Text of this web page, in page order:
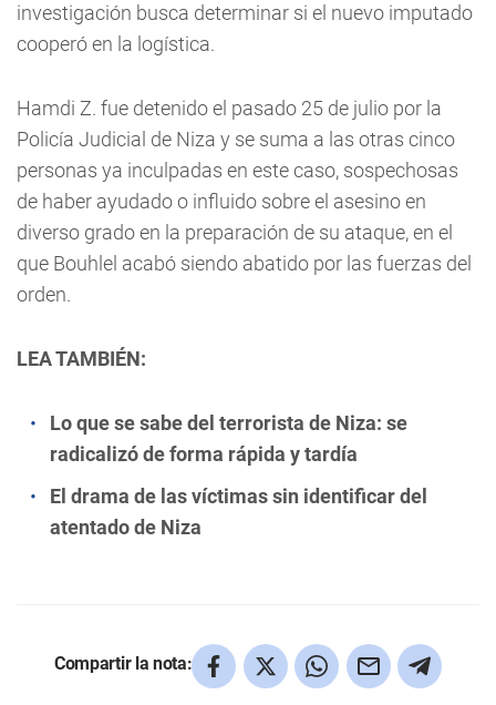
investigación busca determinar si el nuevo imputado
cooperó en la logística.
Hamdi Z. fue detenido el pasado 25 de julio por la
Policía Judicial de Niza y se suma a las otras cinco
personas ya inculpadas en este caso, sospechosas
de haber ayudado o influido sobre el asesino en
diverso grado en la preparación de su ataque, en el
que Bouhlel acabó siendo abatido por las fuerzas del
orden.
LEA TAMBIÉN:
Lo que se sabe del terrorista de Niza: se
radicalizó de forma rápida y tardía
El drama de las víctimas sin identificar del
atentado de Niza
Compartir la nota: